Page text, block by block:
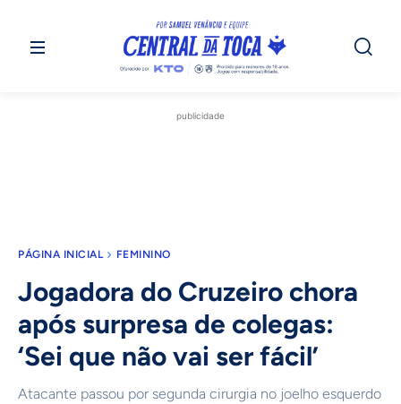
publicidade
PÁGINA INICIAL FEMININO
Jogadora do Cruzeiro chora
após surpresa de colegas:
‘Sei que não vai ser fácil’
Atacante passou por segunda cirurgia no joelho esquerdo